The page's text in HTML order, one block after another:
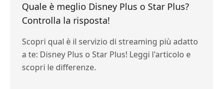
Quale è meglio Disney Plus o Star Plus?
Controlla la risposta!
Scopri qual è il servizio di streaming più adatto
a te: Disney Plus o Star Plus! Leggi l'articolo e
scopri le differenze.